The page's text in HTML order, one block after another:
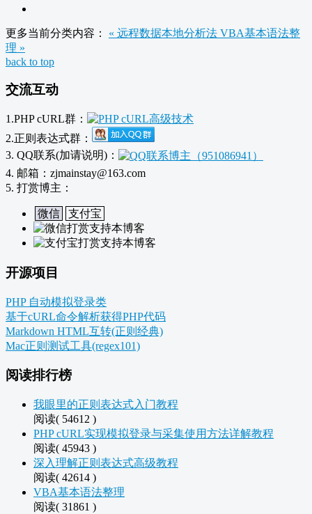
更多当前分类内容： « 远程数据本地分析法 VBA基本语法整
理 »
back to top
交流互动
1.PHP cURL群：
2.正则表达式群：
3. QQ联系(加请说明)：
4. 邮箱：zjmainstay@163.com
5. 打赏博主：
微信 支付宝
开源项目
PHP 自动模拟登录类
基于cURL命令解析获得PHP代码
Markdown HTML互转(正则经典)
Mac正则测试工具(regex101)
阅读排行榜
我眼里的正则表达式入门教程
阅读( 54612 )
PHP cURL实现模拟登录与采集使用方法详解教程
阅读( 45943 )
深入理解正则表达式高级教程
阅读( 42614 )
VBA基本语法整理
阅读( 31861 )